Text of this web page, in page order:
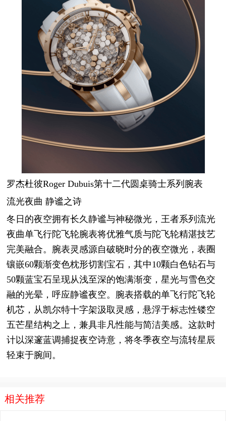
罗杰杜彼Roger Dubuis第十二代圆桌骑士系列腕表
流光夜曲 静谧之诗
冬日的夜空拥有长久静谧与神秘微光，王者系列流光
夜曲单飞行陀飞轮腕表将优雅气质与陀飞轮精湛技艺
完美融合。腕表灵感源自破晓时分的夜空微光，表圈
镶嵌60颗渐变色枕形切割宝石，其中10颗白色钻石与
50颗蓝宝石呈现从浅至深的饱满渐变，星光与雪色交
融的光晕，呼应静谧夜空。腕表搭载的单飞行陀飞轮
机芯，从凯尔特十字架汲取灵感，悬浮于标志性镂空
五芒星结构之上，兼具非凡性能与简洁美感。这款时
计以深邃蓝调捕捉夜空诗意，将冬季夜空与流转星辰
轻束于腕间。
相关推荐